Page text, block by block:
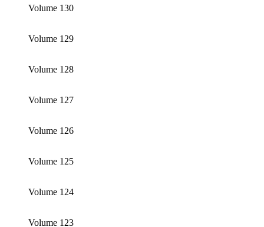
Volume 130
Volume 129
Volume 128
Volume 127
Volume 126
Volume 125
Volume 124
Volume 123